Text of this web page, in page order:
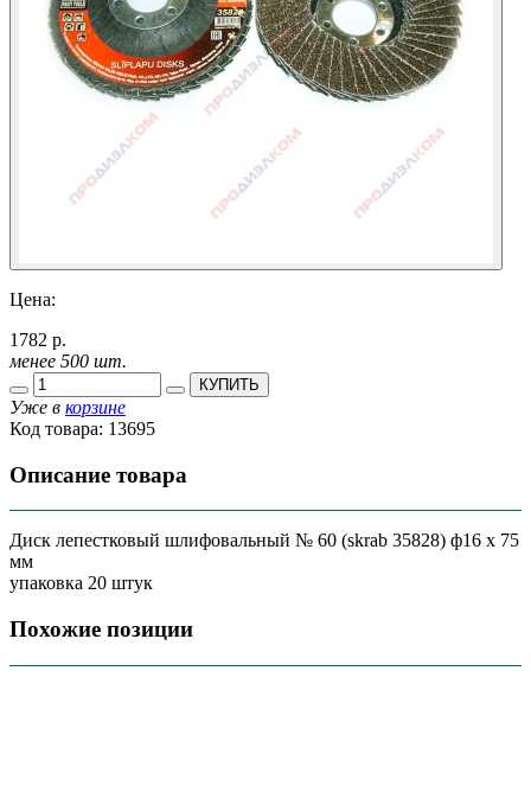
Цена:
1782 р.
менее 500 шт.
КУПИТЬ
Уже в корзине
Код товара: 13695
Описание товара
Диск лепестковый шлифовальный № 60 (skrab 35828) ф16 х 75
мм
упаковка 20 штук
Похожие позиции